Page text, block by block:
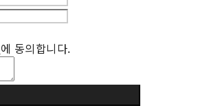
에 동의합니다.